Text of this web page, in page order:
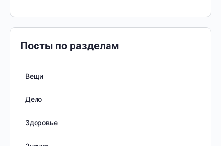
Посты по разделам
Вещи
Дело
Здоровье